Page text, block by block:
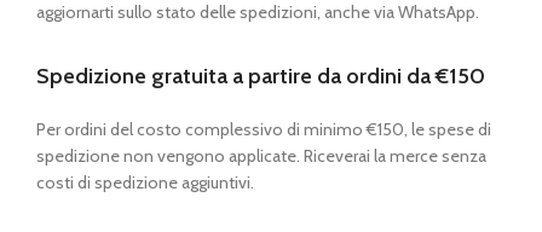
aggiornarti sullo stato delle spedizioni, anche via WhatsApp.
Spedizione gratuita a partire da ordini da €150
Per ordini del costo complessivo di minimo €150, le spese di
spedizione non vengono applicate. Riceverai la merce senza
costi di spedizione aggiuntivi.